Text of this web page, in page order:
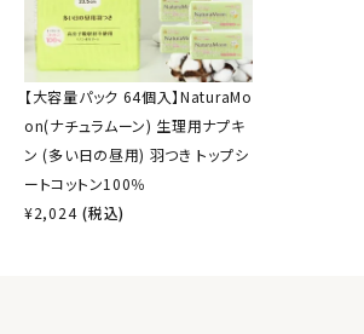
【大容量パック 64個入】NaturaMo
on(ナチュラムーン) 生理用ナプキ
ン (多い日の昼用) 羽つき トップシ
ートコットン100％
¥2,024 (税込)